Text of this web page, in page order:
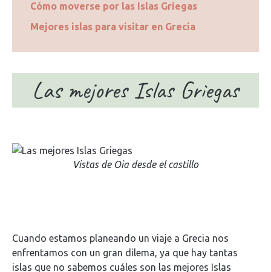
Cómo moverse por las Islas Griegas
Mejores islas para visitar en Grecia
Las mejores Islas Griegas
Vistas de Oia desde el castillo
Cuando estamos planeando un viaje a Grecia nos
enfrentamos con un gran dilema, ya que hay tantas
islas que no sabemos cuáles son las mejores Islas